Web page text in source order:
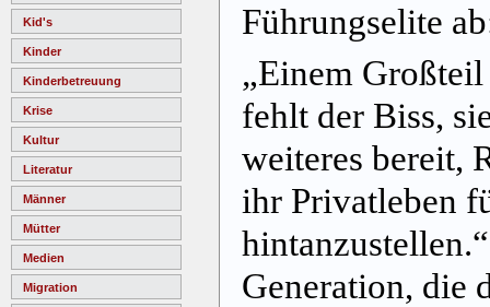
Kid's
Kinder
Kinderbetreuung
Krise
Kultur
Literatur
Männer
Mütter
Medien
Migration
Führungselite
„Einem
fehlt der Biss,
weiteres bereit,
ihr Privatleben
Generation, die